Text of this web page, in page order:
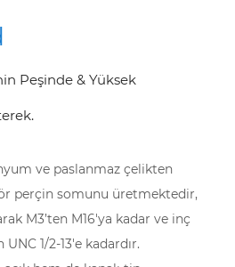
Peşinde & Yüksek
ve paslanmaz çelikten
perçin somunu üretmektedir,
M3’ten M16'ya kadar ve inç
1/2-13'e kadardır.